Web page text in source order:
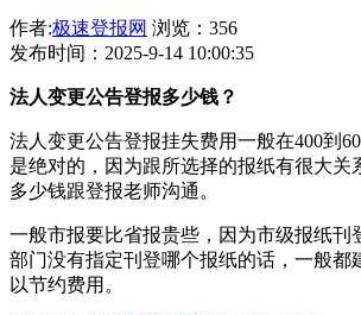
作者:极速登报网 浏览：356
发布时间：2025-9-14 10:00:35
法人变更公告登报多少钱？
法人变更公告登报挂失费用一般在400到
是绝对的，因为跟所选择的报纸有很大关
多少钱跟登报老师沟通。
一般市报要比省报贵些，因为市级报纸刊
部门没有指定刊登哪个报纸的话，一般都
以节约费用。